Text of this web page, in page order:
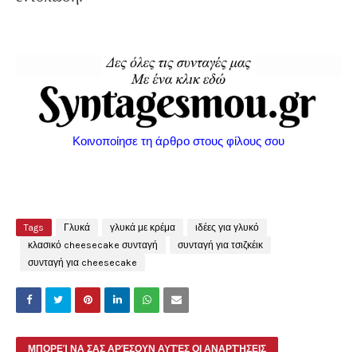
Κοινοποίησε τη άρθρο στους φίλους σου
Tags Γλυκά γλυκά με κρέμα
ιδέες για γλυκό
κλασικό cheesecake συνταγή
συνταγή για τσιζκέικ
συνταγή για cheesecake
ΜΠΟΡΕΊ ΝΑ ΣΑΣ ΑΡΈΣΟΥΝ ΑΥΤΈΣ ΟΙ ΑΝΑΡΤΉΣΕΙΣ